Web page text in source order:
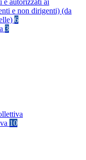
e autorizzati ai
e non dirigenti) (da
6
3
10